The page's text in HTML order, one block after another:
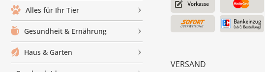
Alles für Ihr Tier
Gesundheit & Ernährung
Haus & Garten
VERSAND